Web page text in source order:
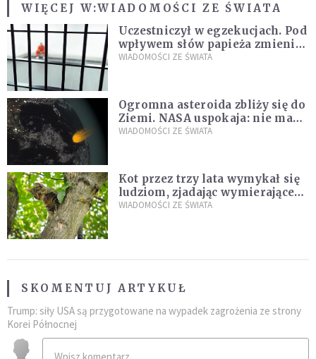
WIĘCEJ W:WIADOMOŚCI ZE ŚWIATA
Uczestniczył w egzekucjach. Pod
wpływem słów papieża zmienił
zdanie
WIADOMOŚCI ZE ŚWIATA
Ogromna asteroida zbliży się do
Ziemi. NASA uspokaja: nie ma
zagrożenia
WIADOMOŚCI ZE ŚWIATA
Kot przez trzy lata wymykał się
ludziom, zjadając wymierające
kaczki. W końcu popełnił
WIADOMOŚCI ZE ŚWIATA
SKOMENTUJ ARTYKUŁ
Trump: siły USA są przygotowane na wypadek zagrożenia ze strony
Korei Północnej